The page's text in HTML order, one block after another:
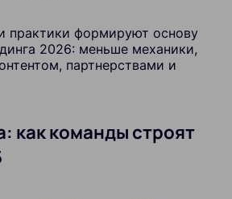
практики формируют основу
2026: меньше механики,
партнерствами и
как команды строят